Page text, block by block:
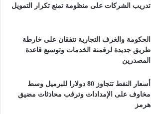
تدريب الشركات على منظومة تمنع تكرار التمويل
الحكومة والغرف التجارية تتفقان على خارطة
طريق جديدة لرقمنة الخدمات وتوسيع قاعدة
المصدرين
أسعار النفط تتجاوز 80 دولارا للبرميل وسط
مخاوف على الإمدادات وترقب محادثات مضيق
هرمز